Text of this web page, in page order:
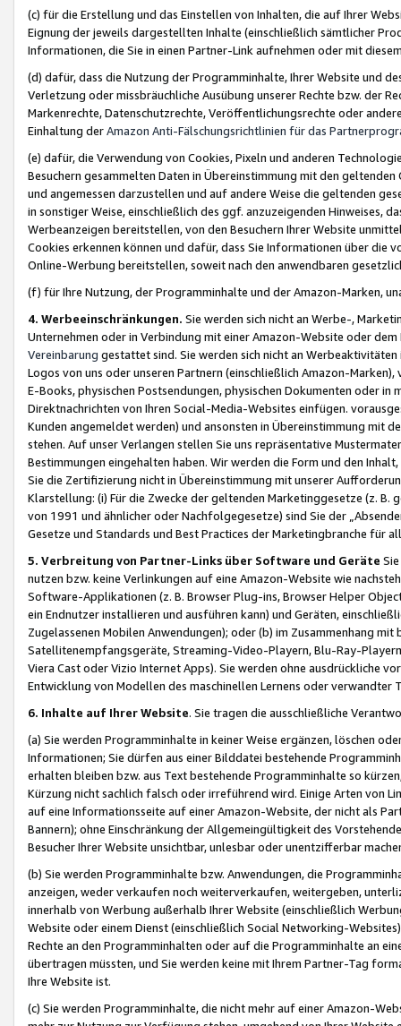
(c) für die Erstellung und das Einstellen von Inhalten, die auf Ihrer
Eignung der jeweils dargestellten Inhalte (einschließlich sämtlicher
Informationen, die Sie in einen Partner-Link aufnehmen oder mit
(d) dafür, dass die Nutzung der Programminhalte, Ihrer Website und
Verletzung oder missbräuchliche Ausübung unserer Rechte bzw. der
Markenrechte, Datenschutzrechte, Veröffentlichungsrechte oder
Einhaltung derAmazon Anti-Fälschungsrichtlinien für das
(e) dafür, die Verwendung von Cookies, Pixeln und anderen
Besuchern gesammelten Daten in Übereinstimmung mit den
und angemessen darzustellen und auf andere Weise die geltenden
in sonstiger Weise, einschließlich des ggf. anzuzeigenden Hinweises,
Werbeanzeigen bereitstellen, von den Besuchern Ihrer Website
Cookies erkennen können und dafür, dass Sie Informationen über die
Online-Werbung bereitstellen, soweit nach den anwendbaren
(f) für Ihre Nutzung, der Programminhalte und der Amazon-Marken,
4. Werbeeinschränkungen. Sie werden sich nicht an Werbe-,
Unternehmen oder in Verbindung mit einer Amazon-Website oder
Vereinbarung gestattet sind. Sie werden sich nicht an
Logos von uns oder unseren Partnern (einschließlich Amazon-
E-Books, physischen Postsendungen, physischen Dokumenten oder in
Direktnachrichten von Ihren Social-Media-Websites einfügen.
Kunden angemeldet werden) und ansonsten in Übereinstimmung mit
stehen. Auf unser Verlangen stellen Sie uns repräsentative
Bestimmungen eingehalten haben. Wir werden die Form und den
Sie die Zertifizierung nicht in Übereinstimmung mit unserer
Klarstellung: (i) Für die Zwecke der geltenden Marketinggesetze (z. B.
von 1991 und ähnlicher oder Nachfolgegesetze) sind Sie der
Gesetze und Standards und Best Practices der Marketingbranche für
5. Verbreitung von Partner-Links über Software und Geräte
nutzen bzw. keine Verlinkungen auf eine Amazon-Website wie
Software-Applikationen (z. B. Browser Plug-ins, Browser Helper
ein Endnutzer installieren und ausführen kann) und Geräten,
Zugelassenen Mobilen Anwendungen); oder (b) im Zusammenhang
Satellitenempfangsgeräte, Streaming-Video-Playern, Blu-Ray-
Viera Cast oder Vizio Internet Apps). Sie werden ohne ausdrückliche
Entwicklung von Modellen des maschinellen Lernens oder
6. Inhalte auf Ihrer Website. Sie tragen die ausschließliche
(a) Sie werden Programminhalte in keiner Weise ergänzen, löschen
Informationen; Sie dürfen aus einer Bilddatei bestehende
erhalten bleiben bzw. aus Text bestehende Programminhalte so
Kürzung nicht sachlich falsch oder irreführend wird. Einige Arten von
auf eine Informationsseite auf einer Amazon-Website, der nicht als
Bannern); ohne Einschränkung der Allgemeingültigkeit des
Besucher Ihrer Website unsichtbar, unlesbar oder unentzifferbar
(b) Sie werden Programminhalte bzw. Anwendungen, die
anzeigen, weder verkaufen noch weiterverkaufen, weitergeben,
innerhalb von Werbung außerhalb Ihrer Website (einschließlich
Website oder einem Dienst (einschließlich Social Networking-
Rechte an den Programminhalten oder auf die Programminhalte an
übertragen müssten, und Sie werden keine mit Ihrem Partner-Tag
Ihre Website ist.
(c) Sie werden Programminhalte, die nicht mehr auf einer Amazon-